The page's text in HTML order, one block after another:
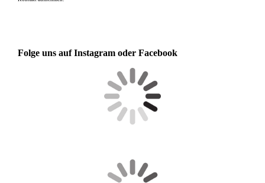
Folge uns auf Instagram oder Facebook